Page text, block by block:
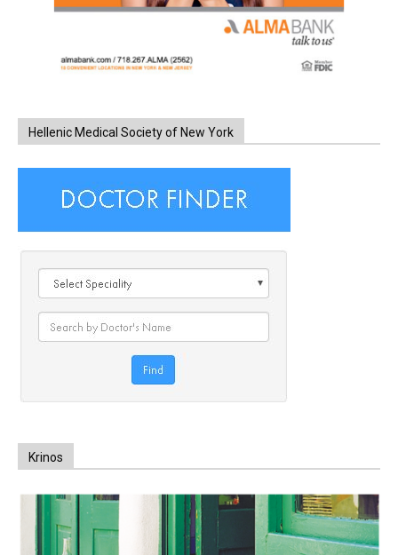
Hellenic Medical Society of New York
Krinos